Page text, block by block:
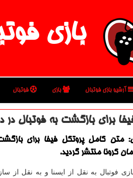
بازی
آرشیو بازی فوتبال بازی فوتبال
برای بازگشت به فوتبال در
متن كامل پروتكل فیفا برای
كرونا منتشر گردید.
فوتبال به نقل از ایسنا و به نقل از